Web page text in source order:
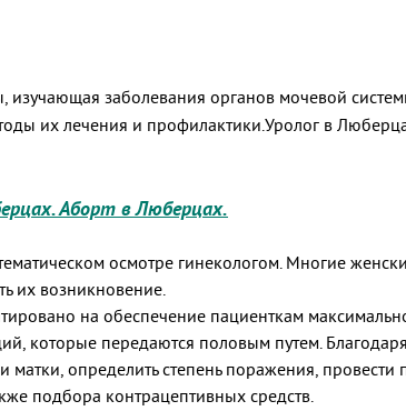
изучающая заболевания органов мочевой
их лечения и профилактики.Уролог в
Аборт в Люберцах.
осмотре гинекологом. Многие
их возникновение.
на обеспечение пациенткам
которые передаются половым путем.
определить степень поражения,
подбора контрацептивных средств.